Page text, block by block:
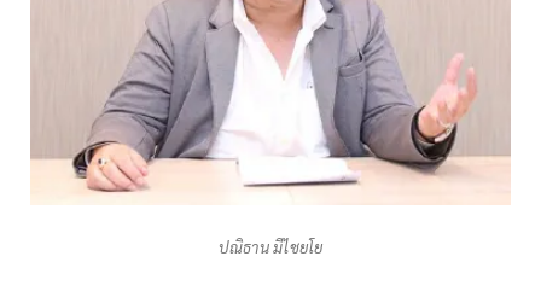
ปณิธาน มีไชยโย